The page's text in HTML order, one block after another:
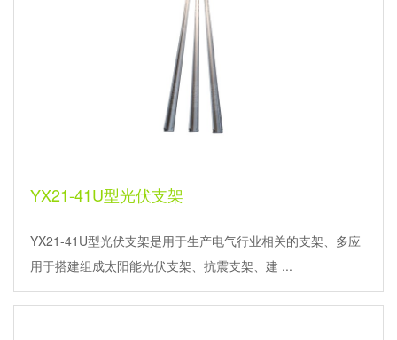
YX21-41U型光伏支架
YX21-41U型光伏支架是用于生产电气行业相关的支架、多应
用于搭建组成太阳能光伏支架、抗震支架、建 ...